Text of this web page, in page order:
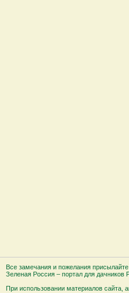
Все замечания и пожелания
Зеленая Россия – портал для
При использовании материалов сайта,